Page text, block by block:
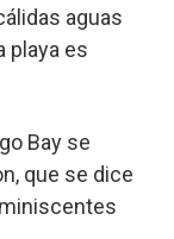
aguas
playa es
Bay se
que se dice